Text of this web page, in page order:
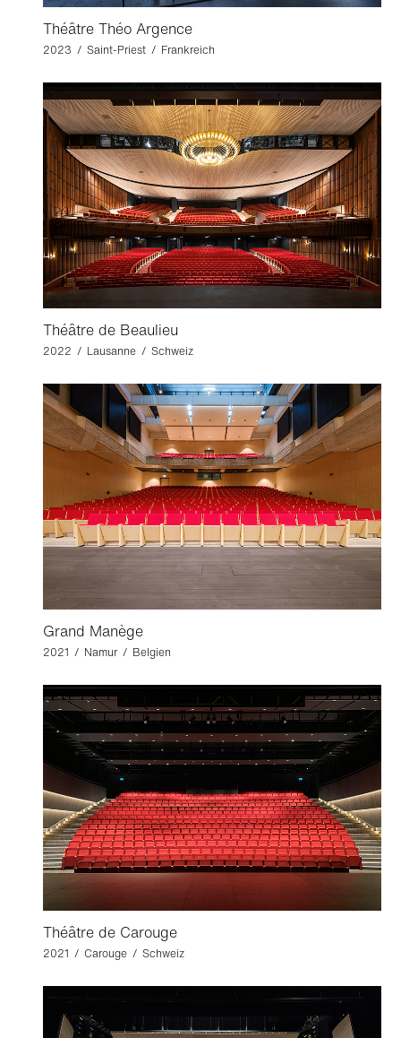
Théâtre Théo Argence
2023 / Saint-Priest / Frankreich
Théâtre de Beaulieu
2022 / Lausanne / Schweiz
Grand Manège
2021 / Namur / Belgien
Théâtre de Carouge
2021 / Carouge / Schweiz